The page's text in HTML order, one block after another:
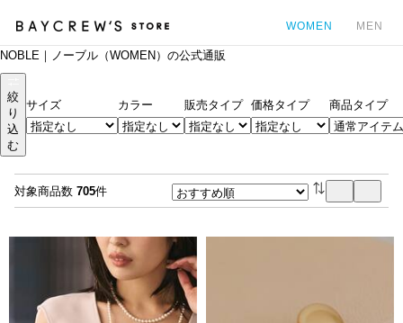
WOMEN MEN
NOBLE｜ノーブル（WOMEN）の公式通販
絞
り
込
む
サイズ カラー 販売タイプ 価格タイプ 商品タイプ
対象商品数 705件